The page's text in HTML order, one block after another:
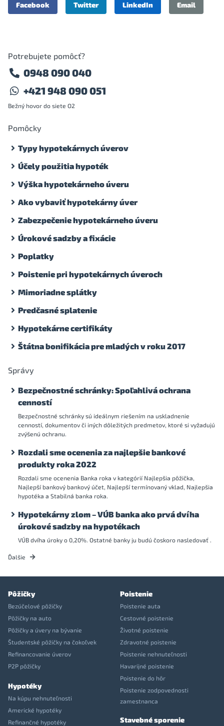
Facebook Twitter LinkedIn Email
Potrebujete pomôcť?
0948 090 040
+421 948 090 051
Bežný hovor do siete O2
Pomôcky
Typy hypotekárnych úverov
Účely použitia hypoték
Výška hypotekárneho úveru
Ako vybaviť hypotekárny úver
Zabezpečenie hypotekárneho úveru
Úrokové sadzby a fixácie
Poplatky
Poistenie pri hypotekárnych úveroch
Mimoriadne splátky
Predčasné splatenie
Hypotekárne certifikáty
Štátna bonifikácia pre mladých v roku 2017
Správy
Bezpečnostné schránky: Spoľahlivá ochrana
cenností
Bezpečnostné schránky sú ideálnym riešením na uskladnenie
cenností, dokumentov či iných dôležitých predmetov, ktoré si vyžadujú
zvýšenú ochranu.
Rozdali sme ocenenia za najlepšie bankové
produkty roka 2022
Rozdali sme ocenenia Banka roka v kategórií Najlepšia pôžička,
Najlepší bankový bankový účet, Najlepší termínovaný vklad, Najlepšia
hypotéka a Stabilná banka roka.
Hypotekárny zlom – VÚB banka ako prvá dvíha
úrokové sadzby na hypotékach
VÚB dvíha úroky o 0,20%. Ostatné banky ju budú čoskoro nasledovať .
Ďalšie
Pôžičky
Bezúčelové pôžičky
Pôžičky na auto
Pôžičky a úvery na bývanie
Študentské pôžičky na čokoľvek
Refinancovanie úverov
P2P pôžičky
Hypotéky
Na kúpu nehnuteľnosti
Americké hypotéky
Refinančné hypotéky
Poistenie
Poistenie auta
Cestovné poistenie
Životné poistenie
Zdravotné poistenie
Poistenie nehnuteľnosti
Havarijné poistenie
Poistenie do hôr
Poistenie zodpovednosti
zamestnanca
Stavebné sporenie